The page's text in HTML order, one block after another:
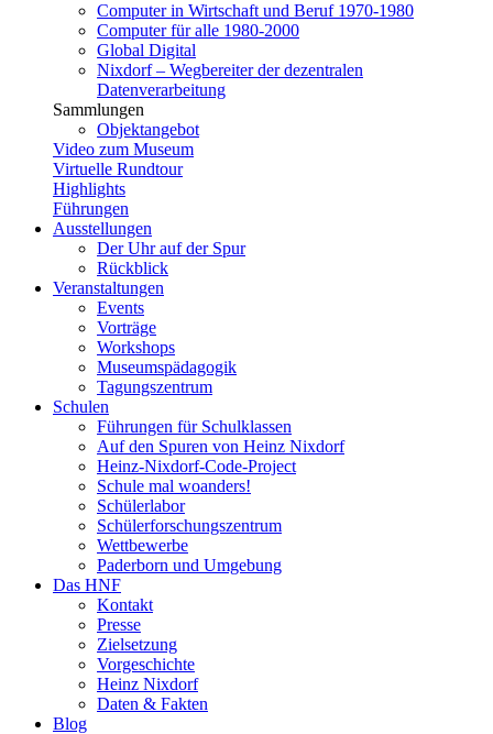
Computer in Wirtschaft und Beruf 1970-1980
Computer für alle 1980-2000
Global Digital
Nixdorf – Wegbereiter der dezentralen
Datenverarbeitung
Sammlungen
Objektangebot
Video zum Museum
Virtuelle Rundtour
Highlights
Führungen
Ausstellungen
Der Uhr auf der Spur
Rückblick
Veranstaltungen
Events
Vorträge
Workshops
Museumspädagogik
Tagungszentrum
Schulen
Führungen für Schulklassen
Auf den Spuren von Heinz Nixdorf
Heinz-Nixdorf-Code-Project
Schule mal woanders!
Schülerlabor
Schülerforschungszentrum
Wettbewerbe
Paderborn und Umgebung
Das HNF
Kontakt
Presse
Zielsetzung
Vorgeschichte
Heinz Nixdorf
Daten & Fakten
Blog